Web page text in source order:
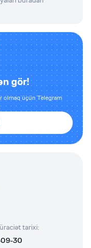
gör!
olmaq üçün Telegram
tarixi:
30